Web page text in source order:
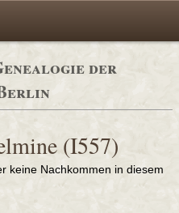
der
(I557)
Nachkommen in diesem